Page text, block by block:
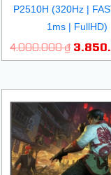
P2510H (320Hz |
1ms | FullHD)
4.000.000₫
₫.
gốc
là: